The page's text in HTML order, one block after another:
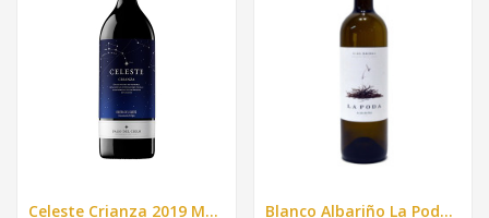
Celeste Crianza 2019 Magnum - 1500 ml. Blanco Albariño La Poda 750ml